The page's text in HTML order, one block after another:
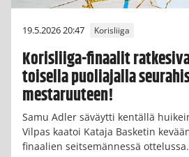
19.5.2026 20:47 Korisliiga
Korisliiga-finaalit
toisella puoliajalla
mestaruuteen!
Samu Adler säväytti kentällä
Vilpas kaatoi Kataja Basketin
finaalien seitsemännessä ottelussa.